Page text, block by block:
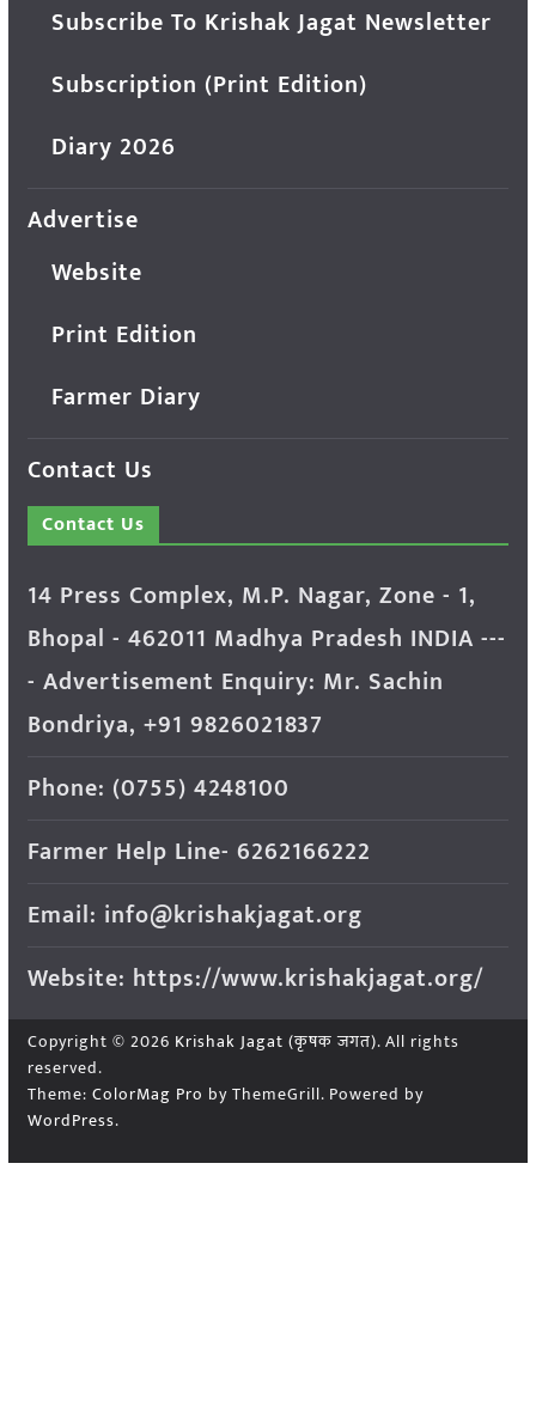
Subscribe To Krishak Jagat Newsletter
Subscription (Print Edition)
Diary 2026
Advertise
Website
Print Edition
Farmer Diary
Contact Us
Contact Us
14 Press Complex, M.P. Nagar, Zone - 1,
Bhopal - 462011 Madhya Pradesh INDIA ---
- Advertisement Enquiry: Mr. Sachin
Bondriya, +91 9826021837
Phone: (0755) 4248100
Farmer Help Line- 6262166222
Email: info@krishakjagat.org
Website: https://www.krishakjagat.org/
Copyright © 2026 Krishak Jagat (कृषक जगत). All rights
reserved.
Theme: ColorMag Pro by ThemeGrill. Powered by
WordPress.